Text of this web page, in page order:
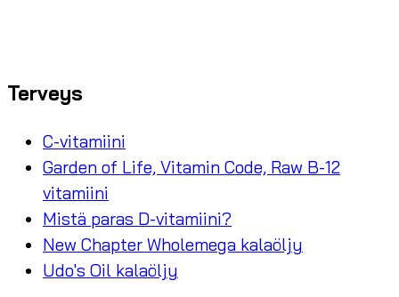
Terveys
C-vitamiini
Garden of Life, Vitamin Code, Raw B-12
vitamiini
Mistä paras D-vitamiini?
New Chapter Wholemega kalaöljy
Udo's Oil kalaöljy